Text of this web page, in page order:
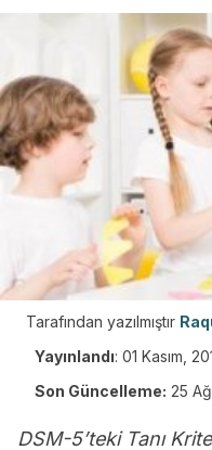
Tarafından yazılmıştır
Yayınlandı: 01 Kasım,
Son Güncelleme: 25
DSM-5’teki Tanı